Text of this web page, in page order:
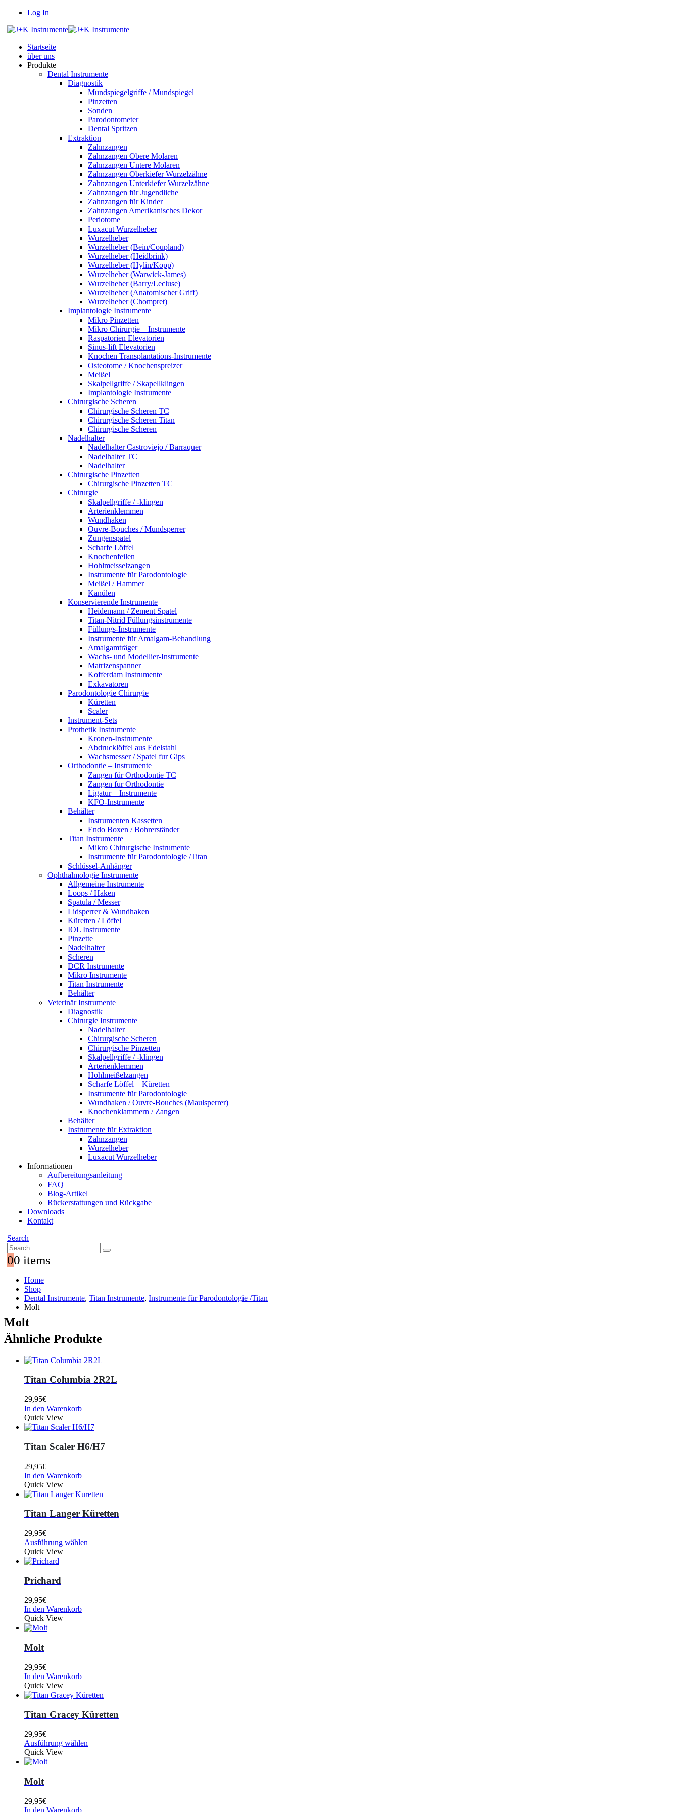
Log In
Startseite
über uns
Produkte
Dental Instrumente
Diagnostik
Mundspiegelgriffe / Mundspiegel
Pinzetten
Sonden
Parodontometer
Dental Spritzen
Extraktion
Zahnzangen
Zahnzangen Obere Molaren
Zahnzangen Untere Molaren
Zahnzangen Oberkiefer Wurzelzähne
Zahnzangen Unterkiefer Wurzelzähne
Zahnzangen für Jugendliche
Zahnzangen für Kinder
Zahnzangen Amerikanisches Dekor
Periotome
Luxacut Wurzelheber
Wurzelheber
Wurzelheber (Bein/Coupland)
Wurzelheber (Heidbrink)
Wurzelheber (Hylin/Kopp)
Wurzelheber (Warwick-James)
Wurzelheber (Barry/Lecluse)
Wurzelheber (Anatomischer Griff)
Wurzelheber (Chompret)
Implantologie Instrumente
Mikro Pinzetten
Mikro Chirurgie – Instrumente
Raspatorien Elevatorien
Sinus-lift Elevatorien
Knochen Transplantations-Instrumente
Osteotome / Knochenspreizer
Meißel
Skalpellgriffe / Skapellklingen
Implantologie Instrumente
Chirurgische Scheren
Chirurgische Scheren TC
Chirurgische Scheren Titan
Chirurgische Scheren
Nadelhalter
Nadelhalter Castroviejo / Barraquer
Nadelhalter TC
Nadelhalter
Chirurgische Pinzetten
Chirurgische Pinzetten TC
Chirurgie
Skalpellgriffe / -klingen
Arterienklemmen
Wundhaken
Ouvre-Bouches / Mundsperrer
Zungenspatel
Scharfe Löffel
Knochenfeilen
Hohlmeisselzangen
Instrumente für Parodontologie
Meißel / Hammer
Kanülen
Konservierende Instrumente
Heidemann / Zement Spatel
Titan-Nitrid Füllungsinstrumente
Füllungs-Instrumente
Instrumente für Amalgam-Behandlung
Amalgamträger
Wachs- und Modellier-Instrumente
Matrizenspanner
Kofferdam Instrumente
Exkavatoren
Parodontologie Chirurgie
Küretten
Scaler
Instrument-Sets
Prothetik Instrumente
Kronen-Instrumente
Abdrucklöffel aus Edelstahl
Wachsmesser / Spatel fur Gips
Orthodontie – Instrumente
Zangen für Orthodontie TC
Zangen fur Orthodontie
Ligatur – Instrumente
KFO-Instrumente
Behälter
Instrumenten Kassetten
Endo Boxen / Bohrerständer
Titan Instrumente
Mikro Chirurgische Instrumente
Instrumente für Parodontologie /Titan
Schlüssel-Anhänger
Ophthalmologie Instrumente
Allgemeine Instrumente
Loops / Haken
Spatula / Messer
Lidsperrer & Wundhaken
Küretten / Löffel
IOL Instrumente
Pinzette
Nadelhalter
Scheren
DCR Instrumente
Mikro Instrumente
Titan Instrumente
Behälter
Veterinär Instrumente
Diagnostik
Chirurgie Instrumente
Nadelhalter
Chirurgische Scheren
Chirurgische Pinzetten
Skalpellgriffe / -klingen
Arterienklemmen
Hohlmeißelzangen
Scharfe Löffel – Küretten
Instrumente für Parodontologie
Wundhaken / Ouvre-Bouches (Maulsperrer)
Knochenklammern / Zangen
Behälter
Instrumente für Extraktion
Zahnzangen
Wurzelheber
Luxacut Wurzelheber
Informationen
Aufbereitungsanleitung
FAQ
Blog-Artikel
Rückerstattungen und Rückgabe
Downloads
Kontakt
Search
00 items
Home
Shop
Dental Instrumente, Titan Instrumente, Instrumente für Parodontologie /Titan
Molt
Molt
Ähnliche Produkte
Titan Columbia 2R2L
29,95€
In den Warenkorb
Quick View
Titan Scaler H6/H7
29,95€
In den Warenkorb
Quick View
Titan Langer Küretten
29,95€
Ausführung wählen
Quick View
Prichard
29,95€
In den Warenkorb
Quick View
Molt
29,95€
In den Warenkorb
Quick View
Titan Gracey Küretten
29,95€
Ausführung wählen
Quick View
Molt
29,95€
In den Warenkorb